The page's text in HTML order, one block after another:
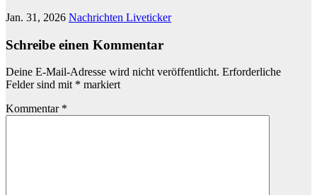
Jan. 31, 2026 Nachrichten Liveticker
Schreibe einen Kommentar
Deine E-Mail-Adresse wird nicht veröffentlicht. Erforderliche
Felder sind mit * markiert
Kommentar *